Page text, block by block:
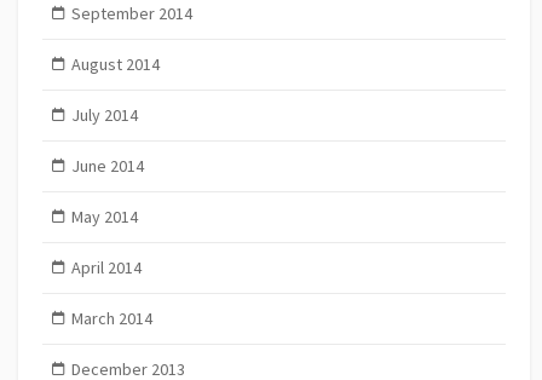
September 2014
August 2014
July 2014
June 2014
May 2014
April 2014
March 2014
December 2013